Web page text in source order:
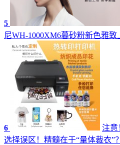
5
尼WH-1000XM6暮砂粉新色雅致
6
注意
选择误区！精髓在于“量体裁衣”？